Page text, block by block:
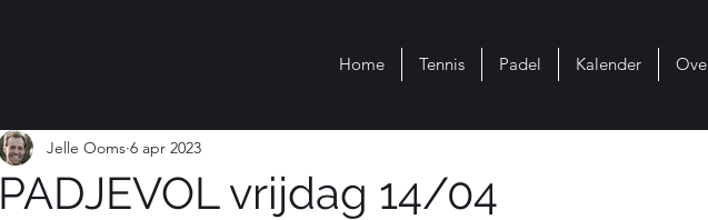
Home Tennis Padel Kalender
PADJEVOL vrijdag 14/04
Jelle Ooms 6 apr 2023